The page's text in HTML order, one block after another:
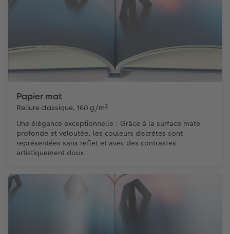
Papier mat
Reliure classique, 160 g/m²
Une élégance exceptionnelle : Grâce à la surface mate
profonde et veloutée, les couleurs discrètes sont
représentées sans reflet et avec des contrastes
artistiquement doux.